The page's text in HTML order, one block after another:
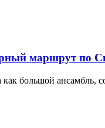
маршрут по
большой ансамбль,